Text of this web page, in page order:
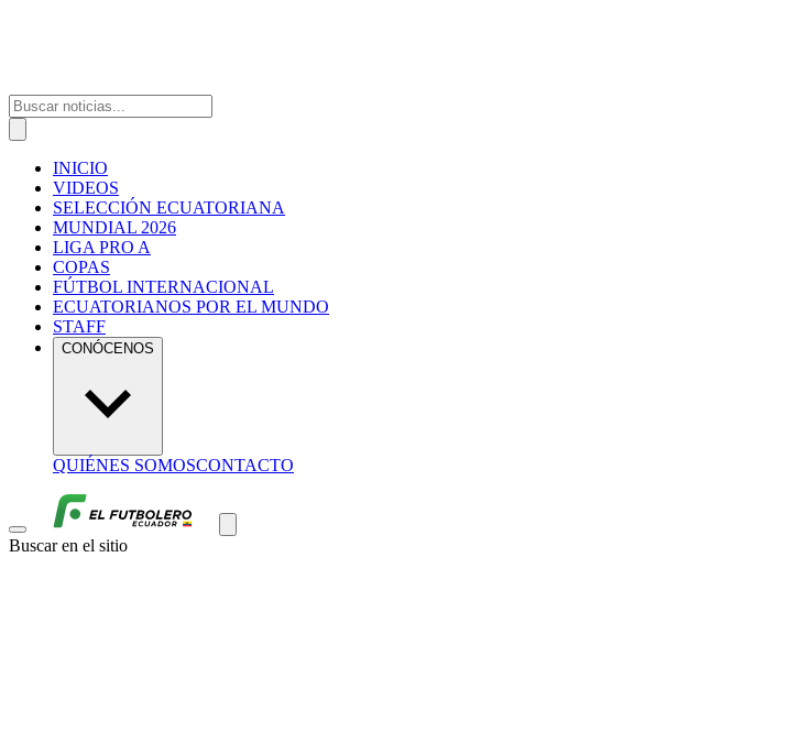
INICIO
VIDEOS
SELECCIÓN ECUATORIANA
MUNDIAL 2026
LIGA PRO A
COPAS
FÚTBOL INTERNACIONAL
ECUATORIANOS POR EL MUNDO
STAFF
CONÓCENOS
QUIÉNES SOMOSCONTACTO
Buscar en el sitio